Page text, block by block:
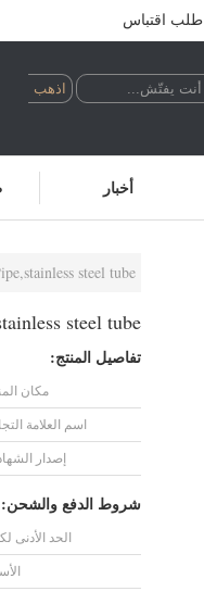
طلب اقتباس
أخبار
steel tube
steel tube
تفاصيل المنتج:
مكان
اسم العلامة
إصدار
شروط الدفع والشحن:
الحد الأدنى